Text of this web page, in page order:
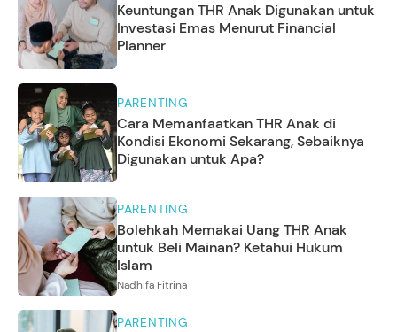
Keuntungan THR Anak Digunakan untuk
Investasi Emas Menurut Financial
Planner
PARENTING
Cara Memanfaatkan THR Anak di
Kondisi Ekonomi Sekarang, Sebaiknya
Digunakan untuk Apa?
PARENTING
Bolehkah Memakai Uang THR Anak
untuk Beli Mainan? Ketahui Hukum
Islam
Nadhifa Fitrina
PARENTING